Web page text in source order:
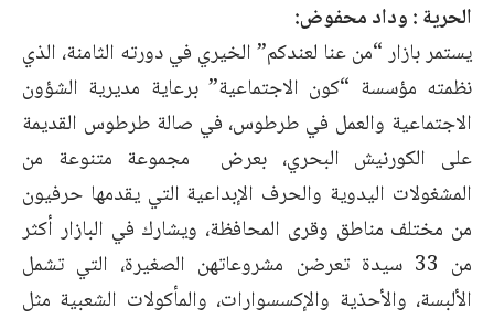
الحرية : وداد محفوض:
يستمر بازار “من عنا لعندكم” الخيري في دورته الثامنة، الذي
نظمته مؤسسة “كون الاجتماعية” برعاية مديرية الشؤون
الاجتماعية والعمل في طرطوس، في صالة طرطوس القديمة
على الكورنيش البحري، بعرض مجموعة متنوعة من
المشغولات اليدوية والحرف الإبداعية التي يقدمها حرفيون
من مختلف مناطق وقرى المحافظة، ويشارك في البازار أكثر
من 33 سيدة تعرضن مشروعاتهن الصغيرة، التي تشمل
الألبسة، والأحذية والإكسسوارات، والمأكولات الشعبية مثل